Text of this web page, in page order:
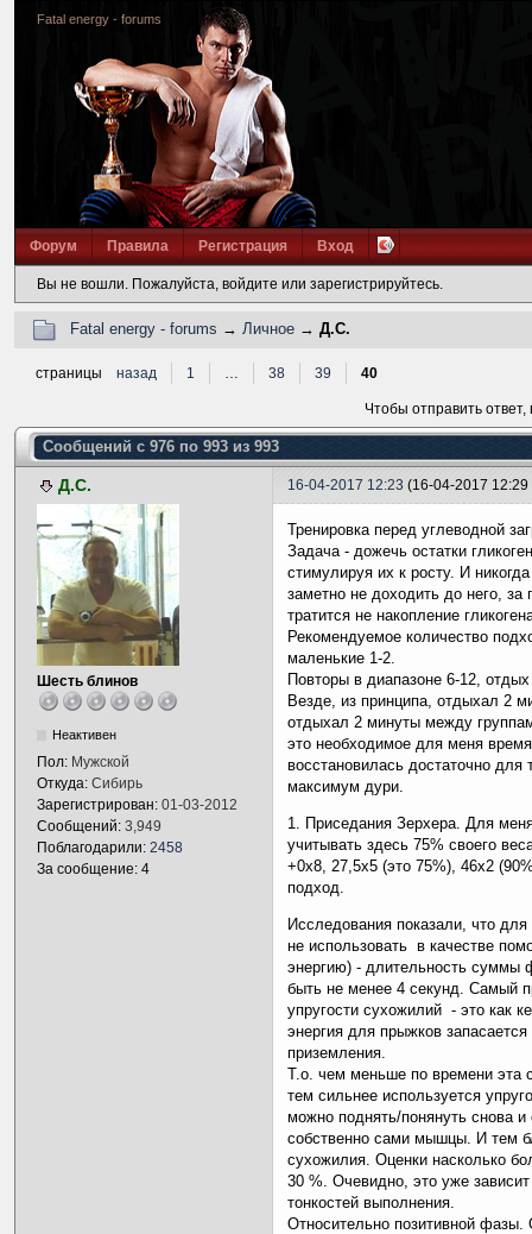
Fatal energy - forums
Форум Правила Регистрация Вход
Вы не вошли. Пожалуйста, войдите или зарегистрируйтесь.
Fatal energy - forums → Личное → Д.С.
страницы назад 1 … 38 39 40
Чтобы отправить
Сообщений с 976 по 993 из 993
Д.С. 16-04-2017 12:23 (16-04-2017
Шесть блинов
Неактивен
Пол: Мужской
Откуда: Сибирь
Зарегистрирован: 01-03-2012
Сообщений: 3,949
Поблагодарили: 2458
За сообщение: 4
Тренировка перед углеводной
Задача - дожечь остатки
стимулируя их к росту. И
заметно не доходить до него,
тратится не накопление
Рекомендуемое количество
маленькие 1-2.
Повторы в диапазоне 6-12,
Везде, из принципа, отдыхал 2
отдыхал 2 минуты между
это необходимое для меня
восстановилась достаточно
максимум дури.
1. Приседания Зерхера. Для
учитывать здесь 75% своего
+0х8, 27,5х5 (это 75%), 46х2
подход.
Исследования показали, что
не использовать в качестве
энергию) - длительность суммы
быть не менее 4 секунд. Самый
упругости сухожилий - это как
энергия для прыжков
приземления.
Т.о. чем меньше по времени эта
тем сильнее используется
можно поднять/понянуть снова
собственно сами мышцы. И тем
сухожилия. Оценки насколько
30 %. Очевидно, это уже
тонкостей выполнения.
Относительно позитивной